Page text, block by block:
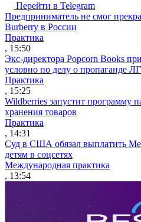
Перейти в Telegram
Предприниматель не смог
Burberry в России
Практика
, 15:50
Экс-директора Popcorn Books
условно по делу о пропаганде
Практика
, 15:25
Wildberries запустит программу
хранения товаров
Практика
, 14:31
Суд в США обязал выплатить
детям в соцсетях
Международная практика
, 13:54